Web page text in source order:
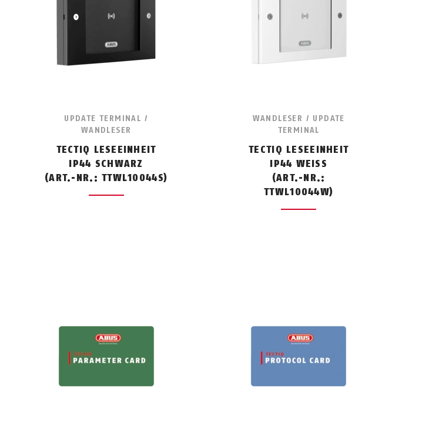
UPDATE TERMINAL /
WANDLESER
TECTIQ LESEEINHEIT
IP44 SCHWARZ
(ART.-NR.: TTWL10044S)
WANDLESER / UPDATE
TERMINAL
TECTIQ LESEEINHEIT
IP44 WEISS
(ART.-NR.:
TTWL10044W)